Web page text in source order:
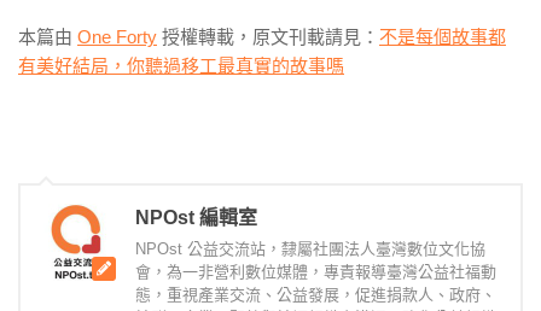
本篇由 One Forty 授權轉載，原文刊載請見： 不是每個故事都
有美好結局，你聽過移工最真實的故事嗎
NPOst 編輯室
NPOst 公益交流站，隸屬社團法人臺灣數位文化協
會，為一非營利數位媒體，專責報導臺灣公益社福動
態，重視產業交流、公益發展，促進捐款人、政府、